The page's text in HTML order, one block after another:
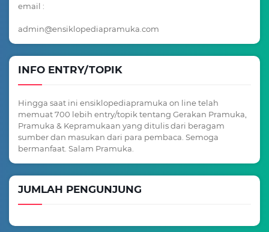
email :
admin@ensiklopediapramuka.com
INFO ENTRY/TOPIK
Hingga saat ini ensiklopediapramuka on line telah
memuat 700 lebih entry/topik tentang Gerakan Pramuka,
Pramuka & Kepramukaan yang ditulis dari beragam
sumber dan masukan dari para pembaca. Semoga
bermanfaat. Salam Pramuka.
JUMLAH PENGUNJUNG